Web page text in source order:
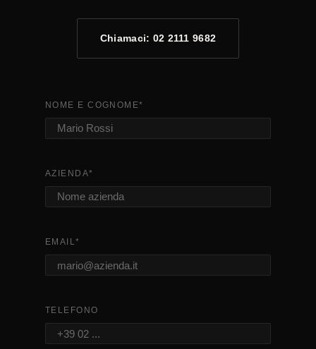
Chiamaci: 02 2111 9682
NOME E COGNOME*
AZIENDA*
EMAIL*
TELEFONO